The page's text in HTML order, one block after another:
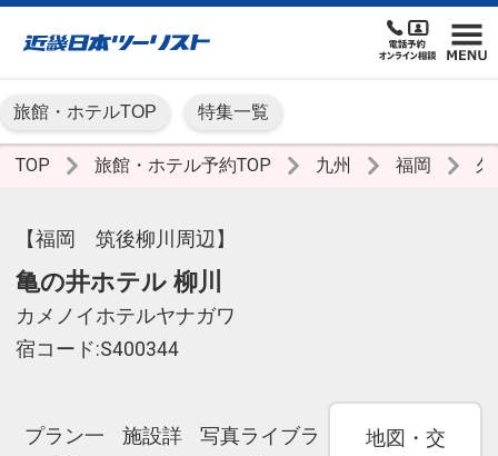
旅館・ホテルTOP 特集一覧
TOP 旅館・ホテル予約TOP 九州 福岡
【福岡 筑後柳川周辺】
亀の井ホテル 柳川
カメノイホテルヤナガワ
宿コード:S400344
プラン一
施設詳
写真ライブラ
地図・交